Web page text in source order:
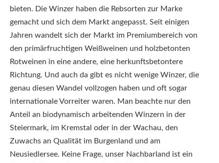
bieten. Die Winzer haben die Rebsorten zur Marke
gemacht und sich dem Markt angepasst. Seit einigen
Jahren wandelt sich der Markt im Premiumbereich von
den primärfruchtigen Weißweinen und holzbetonten
Rotweinen in eine andere, eine herkunftsbetontere
Richtung. Und auch da gibt es nicht wenige Winzer, die
genau diesen Wandel vollzogen haben und oft sogar
internationale Vorreiter waren. Man beachte nur den
Anteil an biodynamisch arbeitenden Winzern in der
Steiermark, im Kremstal oder in der Wachau, den
Zuwachs an Qualität im Burgenland und am
Neusiedlersee. Keine Frage, unser Nachbarland ist ein